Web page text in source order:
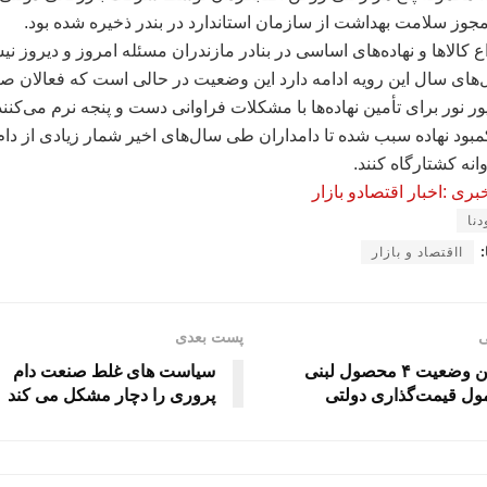
سلامت بهداشت از سازمان استاندارد در بندر ذخیره شده بود.
کالاها و نهاده‌های اساسی در بنادر مازندران مسئله امروز و دیروز
سال این رویه ادامه دارد این وضعیت در حالی است که فعالان
نور برای تأمین نهاده‌ها با مشکلات فراوانی دست و پنجه نرم
نهاده سبب شده تا دامداران طی سال‌های اخیر شمار زیادی از
کشتارگاه کنند.
:اخبار اقتصادو بازار
ااقتصاد و بازار
آخرین وضعیت ۴ محصول لبنی
قیمت‌گذاری دولتی
پست بعدی
سیاست های غلط صنعت دام
پروری را دچار مشکل می کند